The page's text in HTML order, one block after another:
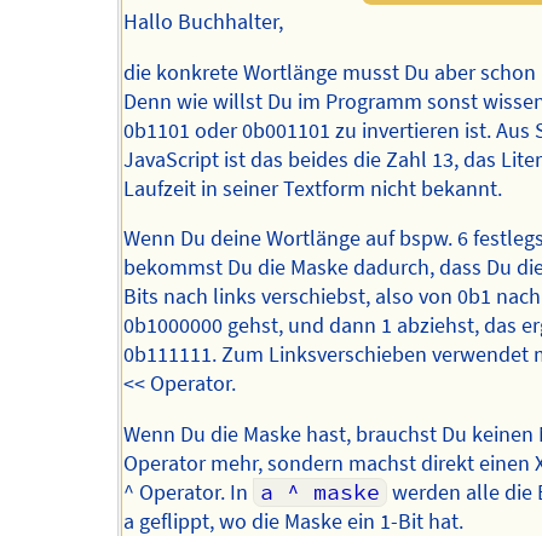
Hallo Buchhalter,
die konkrete Wortlänge musst Du aber schon
Denn wie willst Du im Programm sonst
0b1101 oder 0b001101 zu invertieren ist. Aus
JavaScript ist das beides die Zahl 13, das
Laufzeit in seiner Textform nicht bekannt.
Wenn Du deine Wortlänge auf bspw. 6
bekommst Du die Maske dadurch, dass Du
Bits nach links verschiebst, also von 0b1 nach
0b1000000 gehst, und dann 1 abziehst, das
0b111111. Zum Linksverschieben verwendet
<< Operator.
Wenn Du die Maske hast, brauchst Du keinen
Operator mehr, sondern machst direkt einen
^ Operator. In a ^ maske werden alle die
a geflippt, wo die Maske ein 1-Bit hat.